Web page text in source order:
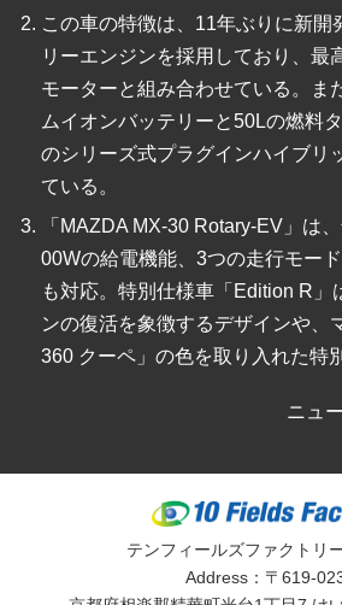
この車の特徴は、11年ぶりに新開
リーエンジンを採用しており、最
モーターと組み合わせている。ま
ムイオンバッテリーと50Lの燃料
のシリーズ式プラグインハイブリ
ている。
「MAZDA MX-30 Rotary-EV」は
00Wの給電機能、3つの走行モー
も対応。特別仕様車「Edition R」
ンの復活を象徴するデザインや、
360 クーペ」の色を取り入れた特
ニュ
テンフィールズファクトリ
Address：〒619-